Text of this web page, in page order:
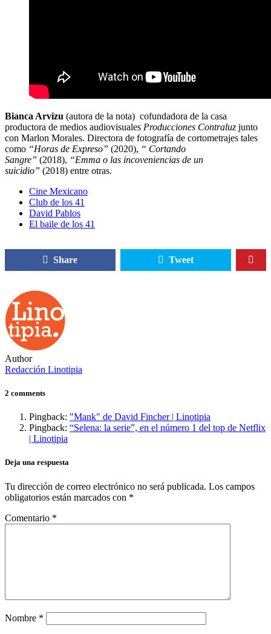
Bianca Arvizu (autora de la nota) cofundadora de la casa
productora de medios audiovisuales Producciones Contraluz junto
con Marlon Morales. Directora de fotografía de cortometrajes tales
como “Horas de Expreso” (2020), “ Cortando
Sangre” (2018), “Emma o las incoveniencias de un
suicidio” (2018) entre otras.
Cine Mexicano
Club de los 41
David Pablos
El baile de los 41
Share Tweet
Author
Redacción Linotipia
2 comments
Pingback: "Mank" de David Fincher | Linotipia
Pingback: “Selena: la serie”, en el número 1 del top de Netflix
| Linotipia
Deja una respuesta
Tu dirección de correo electrónico no será publicada. Los campos
obligatorios están marcados con *
Comentario *
Nombre *